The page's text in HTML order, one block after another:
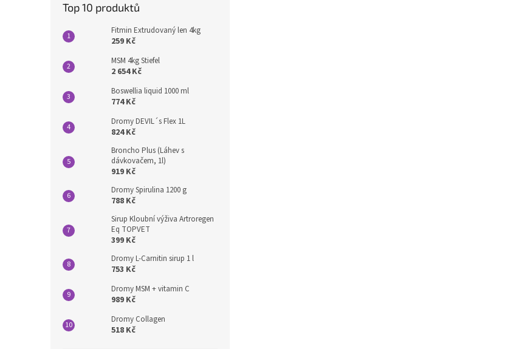
Top 10 produktů
Fitmin Extrudovaný len 4kg
259 Kč
MSM 4kg Stiefel
2 654 Kč
Boswellia liquid 1000 ml
774 Kč
Dromy DEVIL´s Flex 1L
824 Kč
Broncho Plus (Láhev s
dávkovačem, 1l)
919 Kč
Dromy Spirulina 1200 g
788 Kč
Sirup Kloubní výživa Artroregen
Eq TOPVET
399 Kč
Dromy L-Carnitin sirup 1 l
753 Kč
Dromy MSM + vitamin C
989 Kč
Dromy Collagen
518 Kč